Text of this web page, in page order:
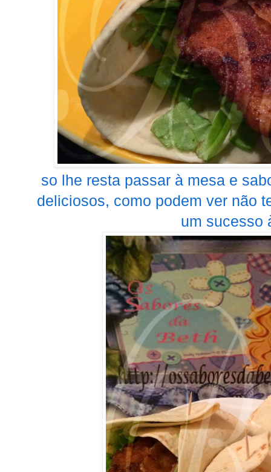
so lhe resta passar à mesa e
deliciosos, como podem ver não
um sucesso